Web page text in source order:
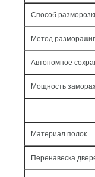
Способ
Метод
Автономное
Мощность
Материал полок
Перенавеска